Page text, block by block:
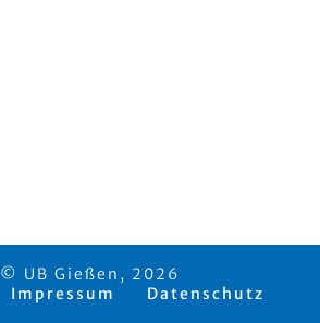
© UB Gießen, 2026
Impressum
Datenschutz